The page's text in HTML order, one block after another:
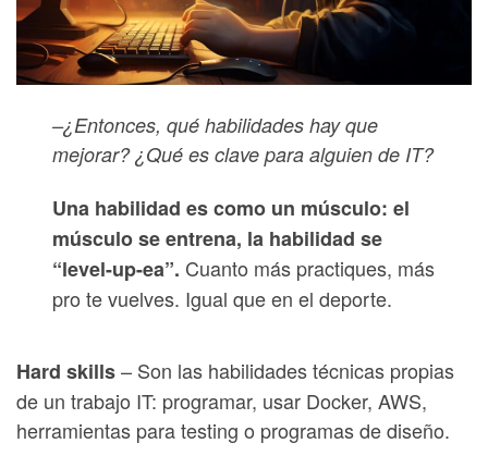
–¿Entonces, qué habilidades hay que
mejorar? ¿Qué es clave para alguien de IT?
Una habilidad es como un músculo: el
músculo se entrena, la habilidad se
“level-up-ea”. Cuanto más practiques, más
pro te vuelves. Igual que en el deporte.
Hard skills– Son las habilidades técnicas propias
de un trabajo IT: programar, usar Docker, AWS,
herramientas para testing o programas de diseño.